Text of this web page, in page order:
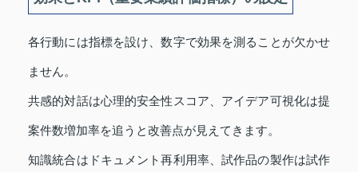
各行動には指標を設け、数字で効果を測ることが欠かせ
ません。
共感的対話は心理的安全性スコア、アイデア可視化は提
案件数増加率を追うと改善点が見えてきます。
知識統合はドキュメント再利用率、試作品の製作は試作